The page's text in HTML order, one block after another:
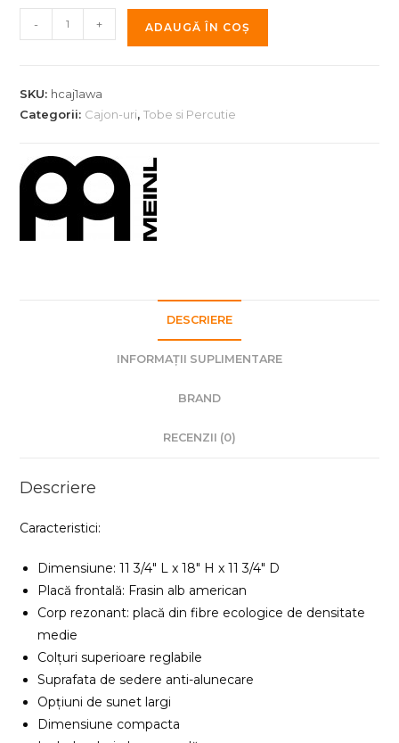
Cantitate
Cajon
- + ADAUGĂ ÎN COȘ
SKU: hcaj1awa
Categorii: Cajon-uri,Tobe si Percutie
DESCRIERE
INFORMAȚII SUPLIMENTARE
BRAND
RECENZII (0)
Descriere
Caracteristici:
Dimensiune: 11 3/4″ L x 18″ H x 11 3/4″ D
Placă frontală: Frasin alb american
Corp rezonant: placă din fibre ecologice de densitate
medie
Colțuri superioare reglabile
Suprafata de sedere anti-alunecare
Opțiuni de sunet largi
Dimensiune compacta